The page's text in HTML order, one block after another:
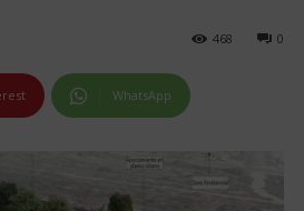
0
468
WhatsApp